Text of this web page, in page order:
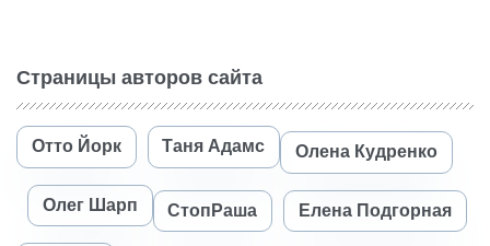
Страницы авторов сайта
Отто Йорк Таня Адамс Олена Кудренко
Олег Шарп СтопРаша Елена Подгорная